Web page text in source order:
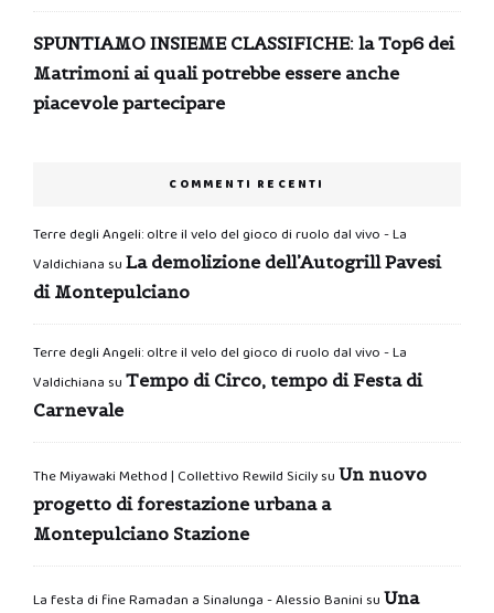
SPUNTIAMO INSIEME CLASSIFICHE: la Top6 dei
Matrimoni ai quali potrebbe essere anche
piacevole partecipare
COMMENTI RECENTI
Terre degli Angeli: oltre il velo del gioco di ruolo dal vivo - La
Valdichiana su La demolizione dell’Autogrill Pavesi
di Montepulciano
Terre degli Angeli: oltre il velo del gioco di ruolo dal vivo - La
Valdichiana su Tempo di Circo, tempo di Festa di
Carnevale
The Miyawaki Method | Collettivo Rewild Sicilysu Un nuovo
progetto di forestazione urbana a
Montepulciano Stazione
La festa di fine Ramadan a Sinalunga - Alessio Banini su Una